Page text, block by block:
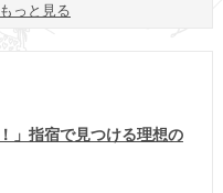
っと見る
」指宿で見つける理想の